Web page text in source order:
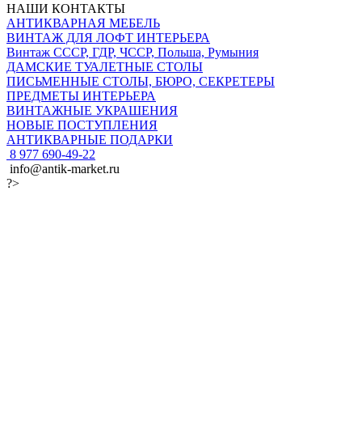
НАШИ КОНТАКТЫ
АНТИКВАРНАЯ МЕБЕЛЬ
ВИНТАЖ ДЛЯ ЛОФТ ИНТЕРЬЕРА
Винтаж СССР, ГДР, ЧССР, Польша, Румыния
ДАМСКИЕ ТУАЛЕТНЫЕ СТОЛЫ
ПИСЬМЕННЫЕ СТОЛЫ, БЮРО, СЕКРЕТЕРЫ
ПРЕДМЕТЫ ИНТЕРЬЕРА
ВИНТАЖНЫЕ УКРАШЕНИЯ
НОВЫЕ ПОСТУПЛЕНИЯ
АНТИКВАРНЫЕ ПОДАРКИ
8 977 690-49-22
info@antik-market.ru
?>